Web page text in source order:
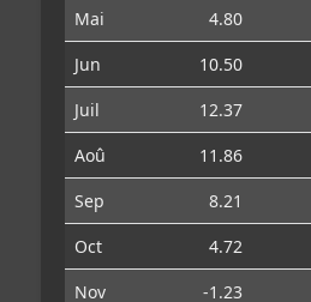
Mai
4.80
Jun
10.50
Juil
12.37
Aoû
11.86
Sep
8.21
Oct
4.72
Nov
-1.23